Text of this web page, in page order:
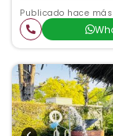
Publicado hace